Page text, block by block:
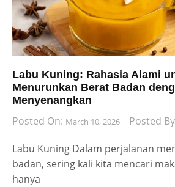
Labu Kuning: Rahasia Alami
Menurunkan Berat Badan
Menyenangkan
Posted On: March 10, 2026 Posted
Labu Kuning Dalam perjalanan
badan, sering kali kita mencari
hanya